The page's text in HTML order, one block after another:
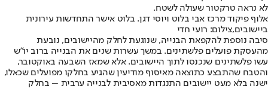
לא נראה טרקטור שעולה לשטח.
אלוף פיקוד מרכז אבי בלוט ויוסי דגן. בלוט אישר התחדשות עירונית
ביישובים,צילום: רועי חדי
סיבה נוספת להקפאת הבנייה, שנוגעת לחלק מהיישובים, נובעת
מהעסקת פועלים פלשתינים. במשך עשרות שנים את הבנייה ברוב יו"ש
עשו פלשתינים שנכנסו לתוך היישובים. אלא שמאז השבעה באוקטובר,
והטבח שהתבצע כתוצאה מאיסוף מודיעין שהגיע בחלקו מפועלים שכאלו,
ישנה בלא מעט יישובים התנגדות מאסיבית לבנייה ערבית – בחלק